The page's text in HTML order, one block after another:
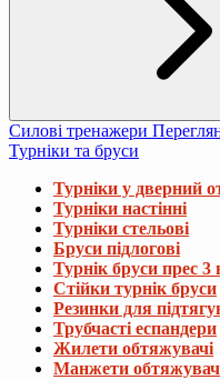
Силові тренажери
Турніки та бруси
Турніки у дверний
Турніки настінні
Турніки стельові
Бруси підлогові
Турнік бруси прес 3
Стійки турнік бруси
Резинки для
Трубчасті еспандери
Жилети обтяжувачі
Манжети